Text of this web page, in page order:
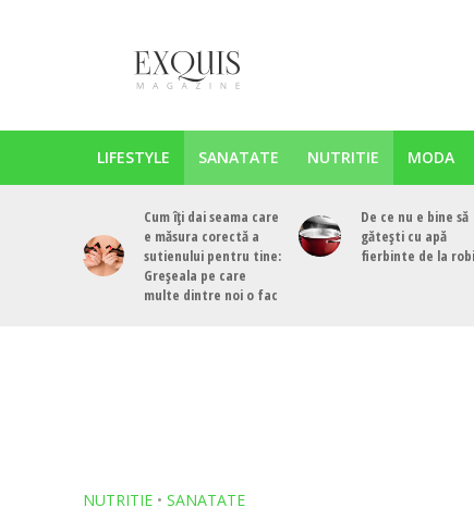
LIFESTYLE SANATATE NUTRITIE MODA
Cum îți dai seama care
e măsura corectă a
sutienului pentru tine:
Greșeala pe care
multe dintre noi o fac
De ce nu e bine să
gătești cu apă
fierbinte de la
NUTRITIE • SANATATE